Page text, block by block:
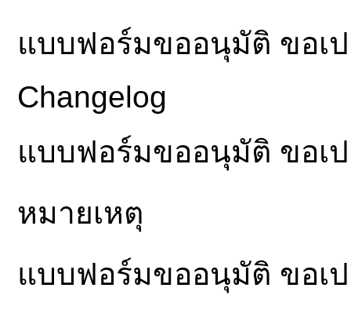
แบบฟอร์มขออนุมัติ ขอเ
Changelog
แบบฟอร์มขออนุมัติ ขอเ
หมายเหตุ
แบบฟอร์มขออนุมัติ ขอเ